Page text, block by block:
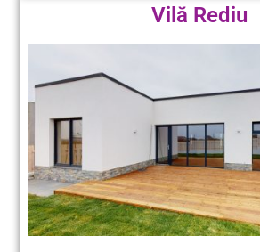
Vilă Rediu